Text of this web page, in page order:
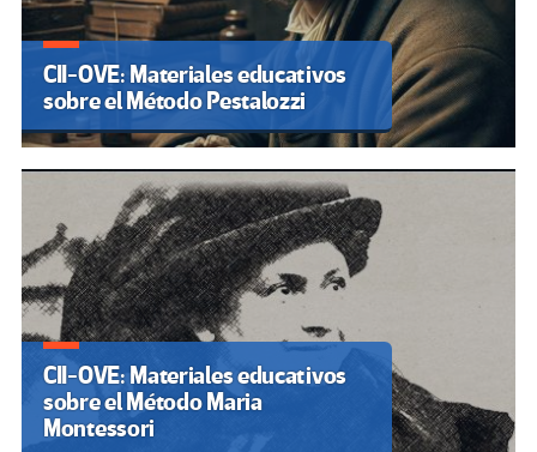
CII-OVE: Materiales educativos
sobre el Método Pestalozzi
CII-OVE: Materiales educativos
sobre el Método Maria
Montessori